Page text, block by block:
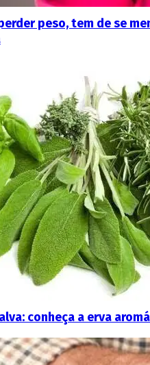
peso, tem de se
conheça a erva